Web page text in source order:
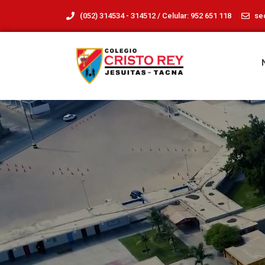
(052) 314534 - 314512 / Celular: 952 651 118